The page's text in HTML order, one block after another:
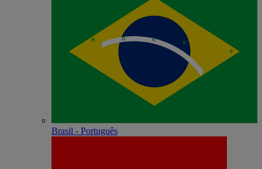
Brasil - Português